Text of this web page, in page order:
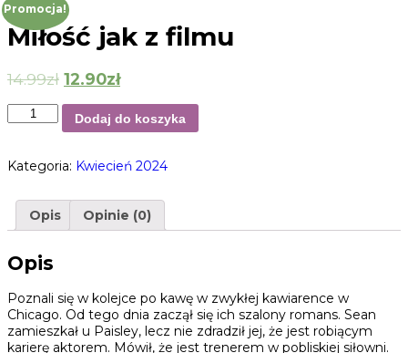
Promocja!
Miłość jak z filmu
14.99zł 12.90zł
Dodaj do koszyka
Kategoria: Kwiecień 2024
Opis Opinie (0)
Opis
Poznali się w kolejce po kawę w zwykłej kawiarence w
Chicago. Od tego dnia zaczął się ich szalony romans. Sean
zamieszkał u Paisley, lecz nie zdradził jej, że jest robiącym
karierę aktorem. Mówił, że jest trenerem w pobliskiej siłowni.